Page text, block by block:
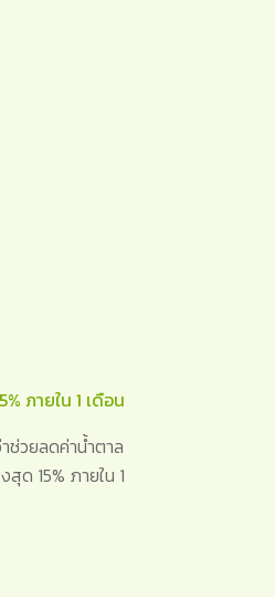
ภายใน 1 เดือน
ช่วยลดค่าน้ำตาล
สุด 15% ภายใน 1